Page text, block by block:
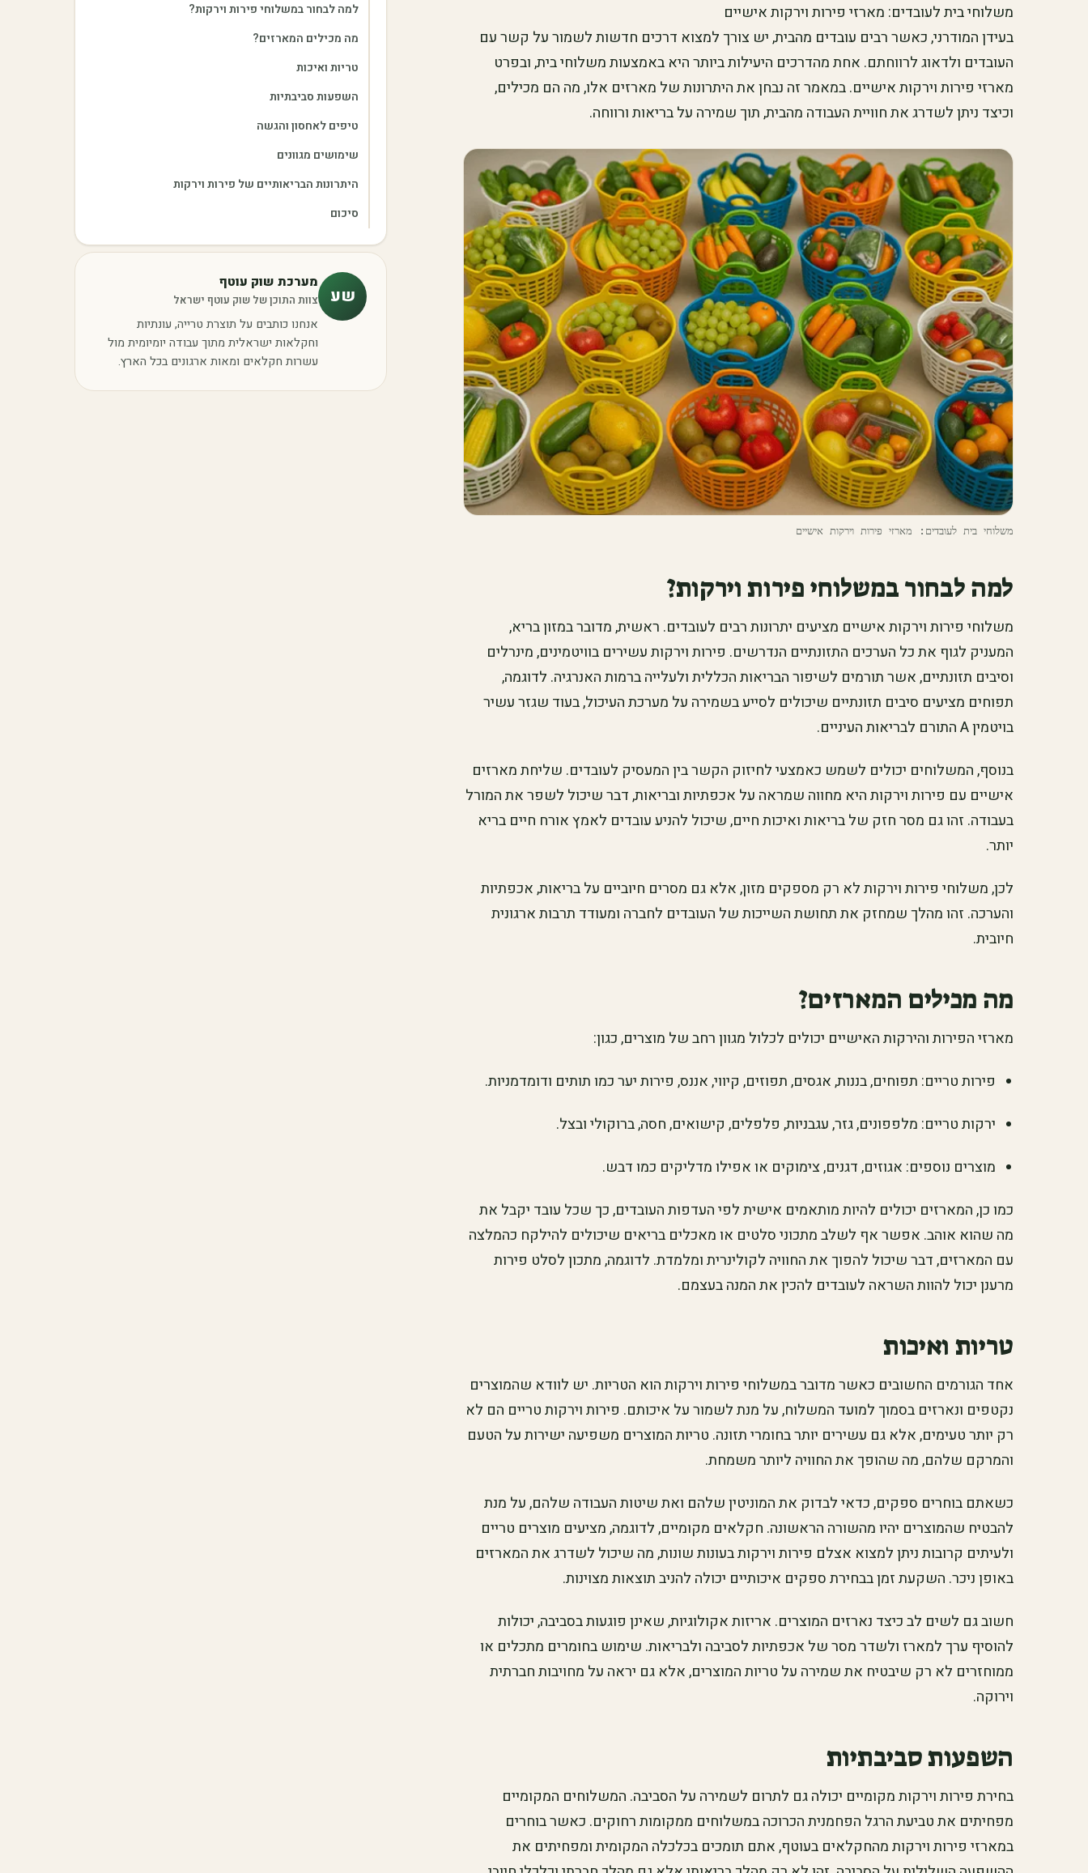
משלוחי בית לעובדים: מארזי פירות וירקות אישיים
בעידן המודרני, כאשר רבים עובדים מהבית, יש צורך למצוא דרכים חדשות לשמור על קשר עם
העובדים ולדאוג לרווחתם. אחת מהדרכים היעילות ביותר היא באמצעות משלוחי בית, ובפרט
מארזי פירות וירקות אישיים. במאמר זה נבחן את היתרונות של מארזים אלו, מה הם מכילים,
וכיצד ניתן לשדרג את חוויית העבודה מהבית, תוך שמירה על בריאות ורווחה.
‫משלוחי בית לעובדים: מארזי פירות וירקות אישיים‬
למה לבחור במשלוחי פירות וירקות?
משלוחי פירות וירקות אישיים מציעים יתרונות רבים לעובדים. ראשית, מדובר במזון בריא,
המעניק לגוף את כל הערכים התזונתיים הנדרשים. פירות וירקות עשירים בוויטמינים, מינרלים
וסיבים תזונתיים, אשר תורמים לשיפור הבריאות הכללית ולעלייה ברמות האנרגיה. לדוגמה,
תפוחים מציעים סיבים תזונתיים שיכולים לסייע בשמירה על מערכת העיכול, בעוד שגזר עשיר
בויטמין A התורם לבריאות העיניים.
בנוסף, המשלוחים יכולים לשמש כאמצעי לחיזוק הקשר בין המעסיק לעובדים. שליחת מארזים
אישיים עם פירות וירקות היא מחווה שמראה על אכפתיות ובריאות, דבר שיכול לשפר את המורל
בעבודה. זהו גם מסר חזק של בריאות ואיכות חיים, שיכול להניע עובדים לאמץ אורח חיים בריא
יותר.
לכן, משלוחי פירות וירקות לא רק מספקים מזון, אלא גם מסרים חיוביים על בריאות, אכפתיות
והערכה. זהו מהלך שמחזק את תחושת השייכות של העובדים לחברה ומעודד תרבות ארגונית
חיובית.
מה מכילים המארזים?
מארזי הפירות והירקות האישיים יכולים לכלול מגוון רחב של מוצרים, כגון:
פירות טריים: תפוחים, בננות, אגסים, תפוזים, קיווי, אננס, פירות יער כמו תותים ודומדמניות.
ירקות טריים: מלפפונים, גזר, עגבניות, פלפלים, קישואים, חסה, ברוקולי ובצל.
מוצרים נוספים: אגוזים, דגנים, צימוקים או אפילו מדליקים כמו דבש.
כמו כן, המארזים יכולים להיות מותאמים אישית לפי העדפות העובדים, כך שכל עובד יקבל את
מה שהוא אוהב. אפשר אף לשלב מתכוני סלטים או מאכלים בריאים שיכולים להילקח כהמלצה
עם המארזים, דבר שיכול להפוך את החוויה לקולינרית ומלמדת. לדוגמה, מתכון לסלט פירות
מרענן יכול להוות השראה לעובדים להכין את המנה בעצמם.
טריות ואיכות
אחד הגורמים החשובים כאשר מדובר במשלוחי פירות וירקות הוא הטריות. יש לוודא שהמוצרים
נקטפים ונארזים בסמוך למועד המשלוח, על מנת לשמור על איכותם. פירות וירקות טריים הם לא
רק יותר טעימים, אלא גם עשירים יותר בחומרי תזונה. טריות המוצרים משפיעה ישירות על הטעם
והמרקם שלהם, מה שהופך את החוויה ליותר משמחת.
כשאתם בוחרים ספקים, כדאי לבדוק את המוניטין שלהם ואת שיטות העבודה שלהם, על מנת
להבטיח שהמוצרים יהיו מהשורה הראשונה. חקלאים מקומיים, לדוגמה, מציעים מוצרים טריים
ולעיתים קרובות ניתן למצוא אצלם פירות וירקות בעונות שונות, מה שיכול לשדרג את המארזים
באופן ניכר. השקעת זמן בבחירת ספקים איכותיים יכולה להניב תוצאות מצוינות.
חשוב גם לשים לב כיצד נארזים המוצרים. אריזות אקולוגיות, שאינן פוגעות בסביבה, יכולות
להוסיף ערך למארז ולשדר מסר של אכפתיות לסביבה ולבריאות. שימוש בחומרים מתכלים או
ממוחזרים לא רק שיבטיח את שמירה על טריות המוצרים, אלא גם יראה על מחויבות חברתית
וירוקה.
השפעות סביבתיות
בחירת פירות וירקות מקומיים יכולה גם לתרום לשמירה על הסביבה. המשלוחים המקומיים
מפחיתים את טביעת הרגל הפחמנית הכרוכה במשלוחים ממקומות רחוקים. כאשר בוחרים
במארזי פירות וירקות מהחקלאים בעוטף, אתם תומכים בכלכלה המקומית ומפחיתים את
למה לבחור במשלוחי פירות וירקות?
מה מכילים המארזים?
טריות ואיכות
השפעות סביבתיות
טיפים לאחסון והגשה
שימושים מגוונים
היתרונות הבריאותיים של פירות וירקות
סיכום
שע
מערכת שוק עוטף
צוות התוכן של שוק עוטף ישראל
אנחנו כותבים על תוצרת טרייה, עונתיות
וחקלאות ישראלית מתוך עבודה יומיומית מול
עשרות חקלאים ומאות ארגונים בכל הארץ.